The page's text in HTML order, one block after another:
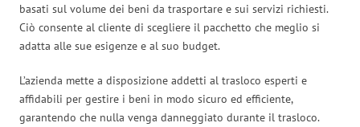
basati sul volume dei beni da trasportare e sui servizi richiesti.
Ciò consente al cliente di scegliere il pacchetto che meglio si
adatta alle sue esigenze e al suo budget.
L’azienda mette a disposizione addetti al trasloco esperti e
affidabili per gestire i beni in modo sicuro ed efficiente,
garantendo che nulla venga danneggiato durante il trasloco.